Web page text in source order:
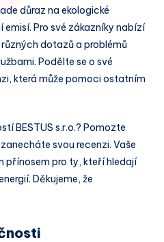
důraz na ekologické
Pro své zákazníky nabízí
dotazů a problémů
Podělte se o své
která může pomoci ostatním
BESTUS s.r.o.? Pomozte
svou recenzi. Vaše
přínosem pro ty, kteří hledají
Děkujeme, že